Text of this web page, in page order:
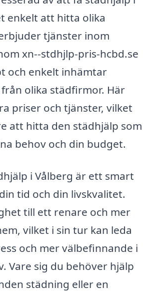
enkelt att hitta olika
tjänster inom
xn--stdhjlp-pris-hcbd.se
och enkelt inhämtar
olika städfirmor. Här
priser och tjänster, vilket
att hitta den städhjälp som
behov och din budget.
i Vålberg är ett smart
tid och din livskvalitet.
till ett renare och mer
vilket i sin tur kan leda
och mer välbefinnande i
Vare sig du behöver hjälp
städning eller en